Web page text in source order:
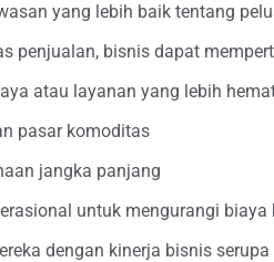
yang lebih baik tentang
penjualan, bisnis dapat
atau layanan yang lebih
pasar komoditas
jangka panjang
untuk mengurangi biaya
dengan kinerja bisnis